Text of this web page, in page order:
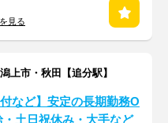
見る
上市・秋田【追分駅】
付など】安定の長期勤務O
・土日祝休み・大手など